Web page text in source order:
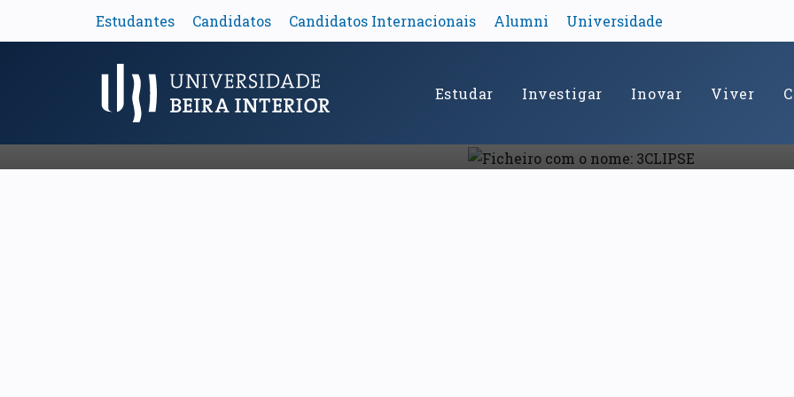
Estudantes Candidatos Candidatos Internacionais Alumni Universidade
Menu Principal Estudar Investigar Inovar Viver
Saber Mais